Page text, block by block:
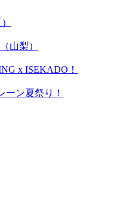
山梨）
x ISEKADO！
ーン夏祭り！